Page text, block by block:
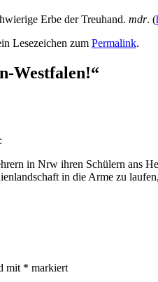
Erbe der Treu­hand. mdr. (
Lesezeichen zum Permalink.
Westfalen!“
:
in Nrw ihren Schü­lern ans
in die Arme zu
mit * markiert